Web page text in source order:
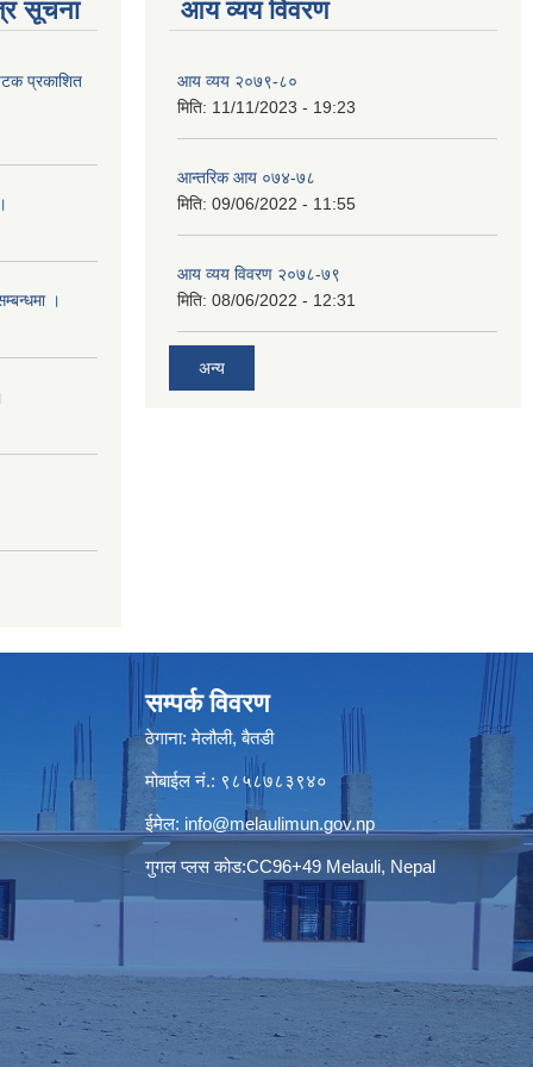
सूचना
प्रकाशित
।
आय व्यय विवरण
आय व्यय २०७९-८०
मिति: 11/11/2023 - 19:23
आन्तरिक आय ०७४-७८
मिति: 09/06/2022 - 11:55
आय व्यय विवरण २०७८-७९
मिति: 08/06/2022 - 12:31
अन्य
सम्पर्क विवरण
ठेगाना: मेलौली, बैतडी
मोबाईल नं.: ९८५८७८३९४०
ईमेल: info@melaulimun.gov.np
गुगल प्लस कोड:CC96+49 Melauli, Nepal